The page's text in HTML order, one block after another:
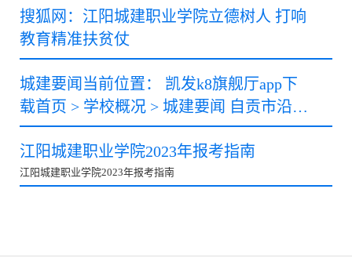
搜狐网：江阳城建职业学院立德树人 打响
教育精准扶贫仗
城建要闻当前位置： 凯发k8旗舰厅app下
载首页 > 学校概况 > 城建要闻 自贡市沿滩
区副区长张健一行莅临我校考察调研
江阳城建职业学院2023年报考指南
江阳城建职业学院2023年报考指南